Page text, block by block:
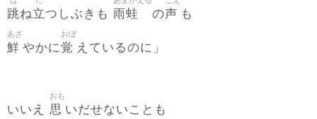
跳ね立つしぶきも 雨蛙 の声 も
鮮
あざ
やかに覚
おぼ
えているのに」
いいえ 思
おも
いだせないことも